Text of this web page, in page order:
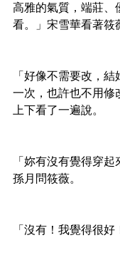
高雅的氣質，端莊、
看。」宋雪華看著筱
「好像不需要改，
一次，也許也不用修
上下看了一遍說。
「妳有沒有覺得穿起
孫月問筱薇。
「沒有！我覺得很好